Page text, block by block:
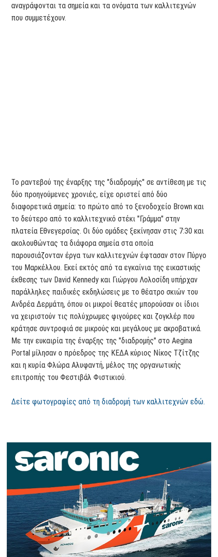
αναγράφονται τα σημεία και τα ονόματα των καλλιτεχνών
που συμμετέχουν.
Το ραντεβού της έναρξης της "διαδρομής" σε αντίθεση με τις
δύο προηγούμενες χρονιές, είχε οριστεί από δύο
διαφορετικά σημεία: το πρώτο από το ξενοδοχείο Brown και
το δεύτερο από το καλλιτεχνικό στέκι "Γράμμα" στην
πλατεία Εθνεγερσίας. Οι δύο ομάδες ξεκίνησαν στις 7:30 και
ακολουθώντας τα διάφορα σημεία στα οποία
παρουσιάζονταν έργα των καλλιτεχνών έφτασαν στον Πύργο
του Μαρκέλλου. Εκεί εκτός από τα εγκαίνια της εικαστικής
έκθεσης των David Kennedy και Γιώργου Λολοσίδη υπήρχαν
παράλληλες παιδικές εκδηλώσεις με το θέατρο σκιών του
Ανδρέα Δερμάτη, όπου οι μικροί θεατές μπορούσαν οι ίδιοι
να χειριστούν τις πολύχρωμες φιγούρες και ζογκλέρ που
κράτησε συντροφιά σε μικρούς και μεγάλους με ακροβατικά.
Με την ευκαιρία της έναρξης της "διαδρομής" στο Aegina
Portal μίλησαν ο πρόεδρος της ΚΕΔΑ κύριος Νίκος Τζίτζης
και η κυρία Φλώρα Αλυφαντή, μέλος της οργανωτικής
επιτροπής του Φεστιβάλ Φιστικιού.
Δείτε φωτογραφίες από τη διαδρομή των καλλιτεχνών εδώ.